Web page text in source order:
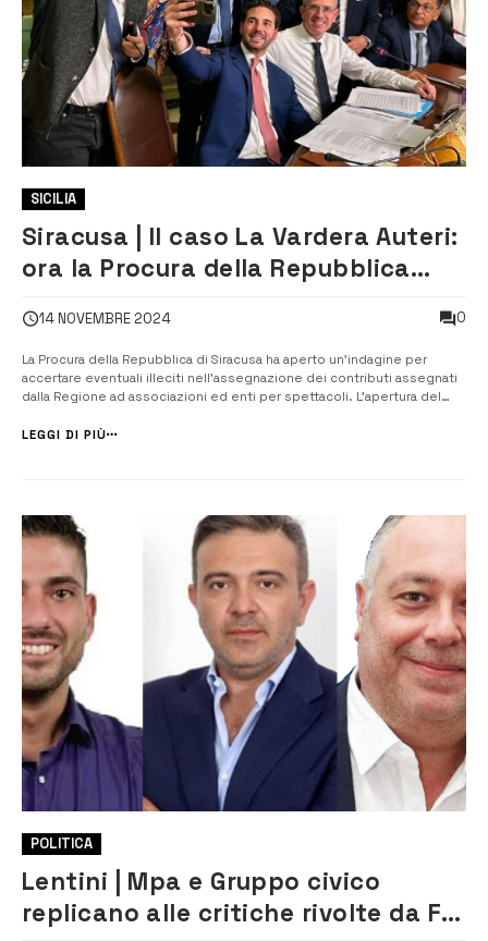
SICILIA
Siracusa | Il caso La Vardera Auteri:
ora la Procura della Repubblica
14 NOVEMBRE 2024 0
La Procura della Repubblica di Siracusa ha aperto un’indagine per
accertare eventuali illeciti nell’assegnazione dei contributi assegnati
dalla Regione ad associazioni ed enti per spettacoli. L’apertura del
quotidiani La Sicilia e Domani, e dal servizio trasmesso nel corso...
LEGGI DI PIÙ
POLITICA
Lentini | Mpa e Gruppo civico
replicano alle critiche rivolte da FdI